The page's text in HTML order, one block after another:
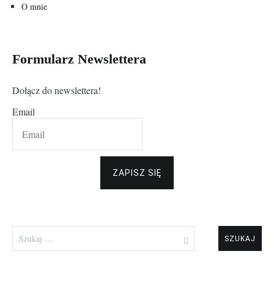
O mnie
Formularz Newslettera
Dołącz do newslettera!
Email
ZAPISZ SIĘ